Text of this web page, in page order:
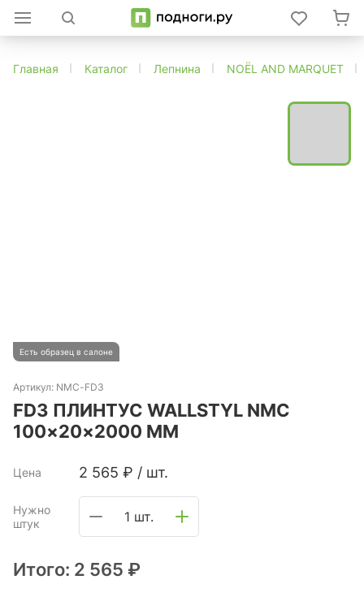
Главная Каталог Лепнина NOЁL AND MARQUET
Есть образец в салоне
Артикул: NMC-FD3
FD3 ПЛИНТУС WALLSTYL NMC
100×20×2000 ММ
Цена 2 565 ₽ / шт.
Нужно
штук
1 шт.
Итого: 2 565 ₽